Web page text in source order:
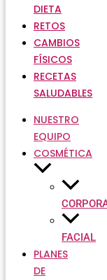
DIETA
RETOS
CAMBIOS
FÍSICOS
RECETAS
SALUDABLES
NUESTRO
EQUIPO
COSMÉTICA
FACIAL
PLANES
DE